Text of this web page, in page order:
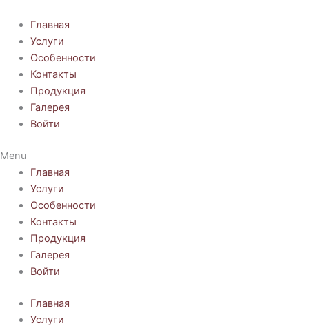
содержимому
Главная
Услуги
Особенности
Контакты
Продукция
Галерея
Войти
Menu
Главная
Услуги
Особенности
Контакты
Продукция
Галерея
Войти
Главная
Услуги